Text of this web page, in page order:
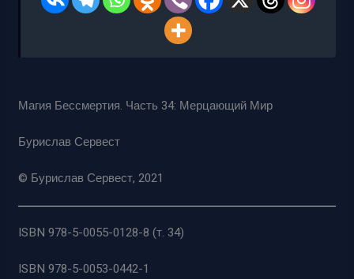
Магия Бессмертия. Часть 34: Мерцающий Мир
Бурислав Сервест
© Бурислав Сервест, 2021
ISBN 978-5-0055-0128-8 (т. 34)
ISBN 978-5-0053-0442-1